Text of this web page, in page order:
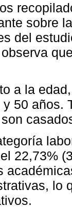
sobre
del
a la
50 años.
22,73%
lo